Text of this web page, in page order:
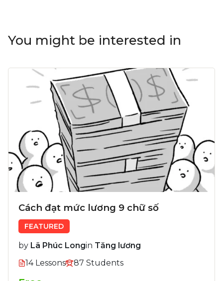
You might be interested in
Cách đạt mức lương 9 chữ số
FEATURED
by Lã Phúc Longin Tăng lương
14 Lessons
87 Students